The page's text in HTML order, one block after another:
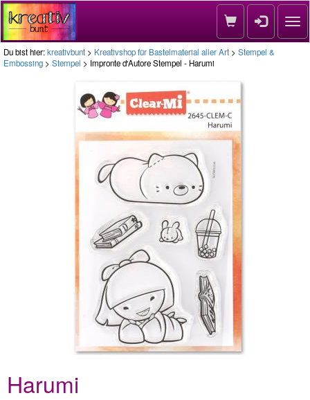
Du bist hier:kreativbunt > Kreativshop für Bastelmaterial aller Art > Stempel &
Embossing > Stempel > Impronte d'Autore Stempel - Harumi
Harumi